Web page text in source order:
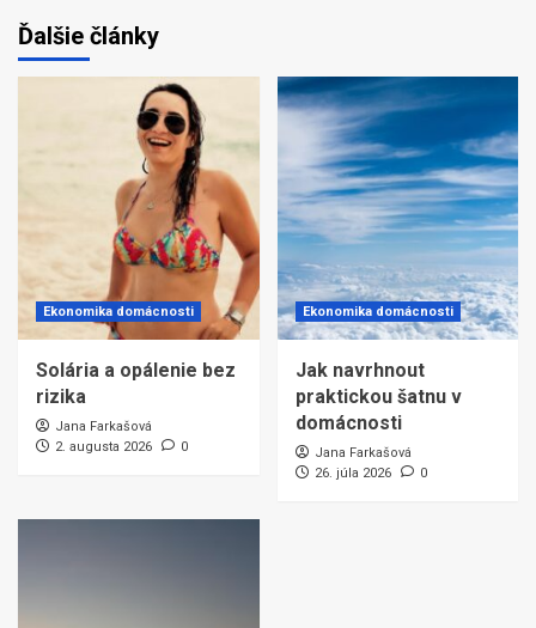
Ďalšie články
Ekonomika domácnosti
Solária a opálenie bez
rizika
Jana Farkašová
2. augusta 2026
0
Ekonomika domácnosti
Jak navrhnout
praktickou šatnu v
domácnosti
Jana Farkašová
26. júla 2026
0